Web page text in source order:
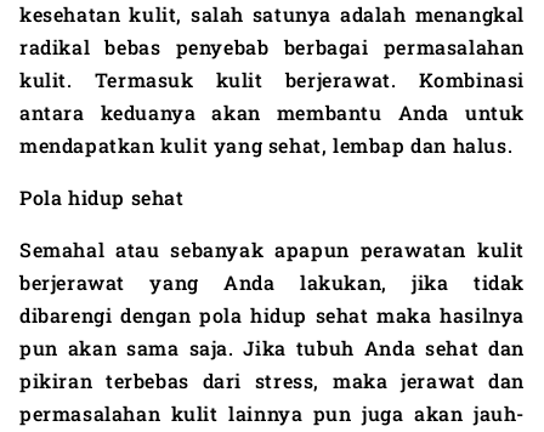
kesehatan kulit, salah satunya adalah menangkal
radikal bebas penyebab berbagai permasalahan
kulit. Termasuk kulit berjerawat. Kombinasi
antara keduanya akan membantu Anda untuk
mendapatkan kulit yang sehat, lembap dan halus.
Pola hidup sehat
Semahal atausebanyak apapun perawatan kulit
berjerawat yang Anda lakukan, jika tidak
dibarengi dengan polahidup sehat maka hasilnya
pun akan sama saja. Jika tubuh Anda sehat dan
pikiran terbebas dari stress, maka jerawat dan
permasalahan kulit lainnya pun juga akan jauh-